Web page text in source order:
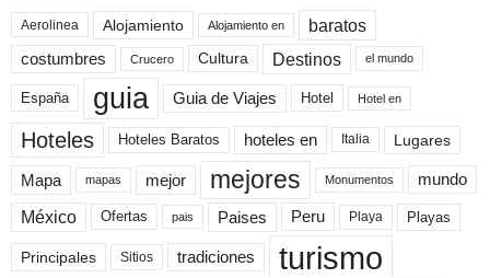
Aerolinea Alojamiento Alojamiento en baratos
costumbres Crucero Cultura Destinos el mundo
España guia Guia de Viajes Hotel Hotel en
Hoteles Hoteles Baratos hoteles en Italia Lugares
Mapa mapas mejor mejores Monumentos mundo
México Ofertas pais Paises Peru Playa Playas
Principales Sitios tradiciones turismo